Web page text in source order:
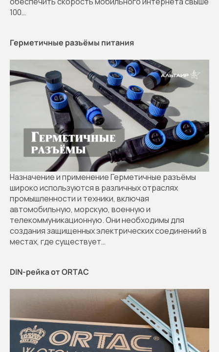
100…
Герметичные разъёмы питания
Назначение и применение Герметичные разъёмы
широко используются в различных отраслях
промышленности и техники, включая
автомобильную, морскую, военную и
телекоммуникационную. Они необходимы для
создания защищенных электрических соединений в
местах, где существует…
DIN-рейка от ORTAC